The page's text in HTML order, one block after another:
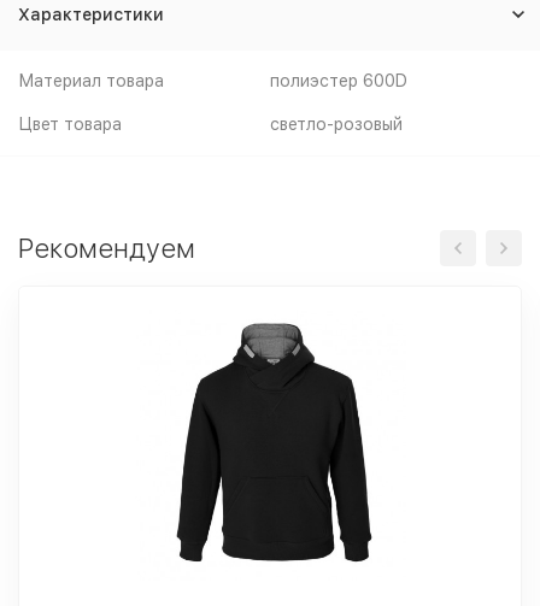
Характеристики
Материал товара полиэстер 600D
Цвет товара светло-розовый
Рекомендуем